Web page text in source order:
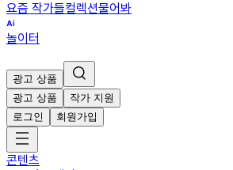
요즘 작가들컬렉션물어봐
놀이터
광고 상품
광고 상품
작가 지원
로그인
회원가입
콘텐츠